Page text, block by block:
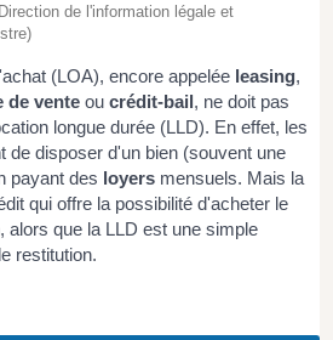
de l'information légale et
(LOA), encore appelée leasing,
de vente oucrédit-bail, ne doit pas
longue durée (LLD). En effet, les
de disposer d'un bien (souvent une
payant des loyers mensuels. Mais la
qui offre la possibilité d'acheter le
alors que la LLD est une simple
restitution.